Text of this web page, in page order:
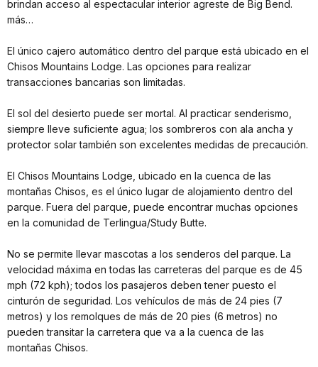
brindan acceso al espectacular interior agreste de Big Bend.
más…
El único cajero automático dentro del parque está ubicado en el
Chisos Mountains Lodge. Las opciones para realizar
transacciones bancarias son limitadas.
El sol del desierto puede ser mortal. Al practicar senderismo,
siempre lleve suficiente agua; los sombreros con ala ancha y
protector solar también son excelentes medidas de precaución.
El Chisos Mountains Lodge, ubicado en la cuenca de las
montañas Chisos, es el único lugar de alojamiento dentro del
parque. Fuera del parque, puede encontrar muchas opciones
en la comunidad de Terlingua/Study Butte.
No se permite llevar mascotas a los senderos del parque. La
velocidad máxima en todas las carreteras del parque es de 45
mph (72 kph); todos los pasajeros deben tener puesto el
cinturón de seguridad. Los vehículos de más de 24 pies (7
metros) y los remolques de más de 20 pies (6 metros) no
pueden transitar la carretera que va a la cuenca de las
montañas Chisos.